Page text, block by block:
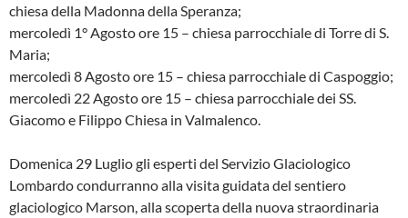
chiesa della Madonna della Speranza;
mercoledì 1° Agosto ore 15 – chiesa parrocchiale di Torre di S.
Maria;
mercoledì 8 Agosto ore 15 – chiesa parrocchiale di Caspoggio;
mercoledì 22 Agosto ore 15 – chiesa parrocchiale dei SS.
Giacomo e Filippo Chiesa in Valmalenco.
Domenica 29 Luglio gli esperti del Servizio Glaciologico
Lombardo condurranno alla visita guidata del sentiero
glaciologico Marson, alla scoperta della nuova straordinaria